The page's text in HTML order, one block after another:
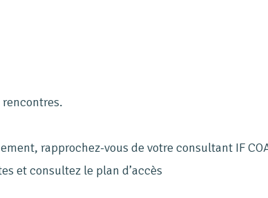
rapprochez-vous de votre consultant IF
et consultez le plan d’accès